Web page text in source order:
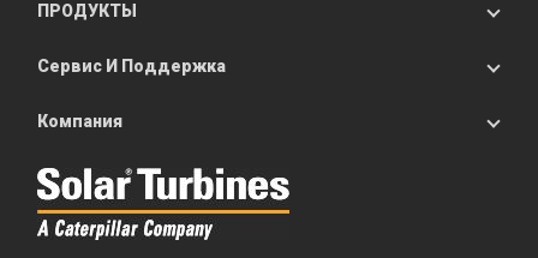
ПРОДУКТЫ
Сервис И Поддержка
Компания